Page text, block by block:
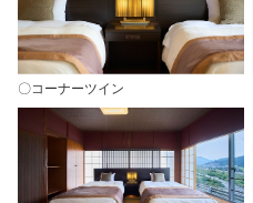
〇コーナーツイン